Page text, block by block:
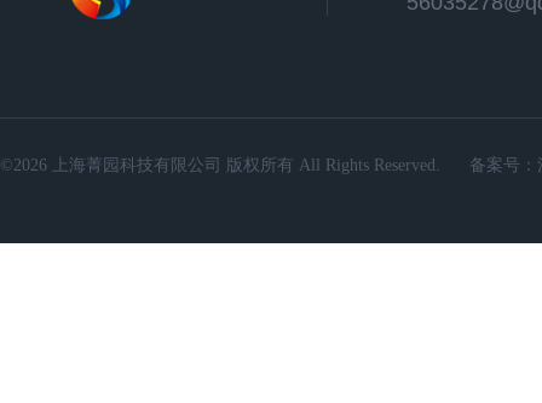
©2026 上海菁园科技有限公司 版权所有 All Rights Reserved. 备案号：